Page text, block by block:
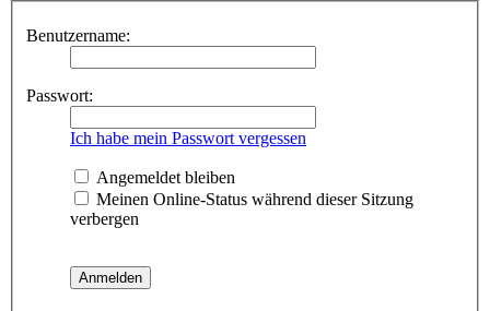
Benutzername:
Passwort:
Ich habe mein Passwort vergessen
Angemeldet bleiben
Meinen Online-Status während dieser Sitzung
verbergen